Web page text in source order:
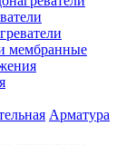
мембранные
Арматура